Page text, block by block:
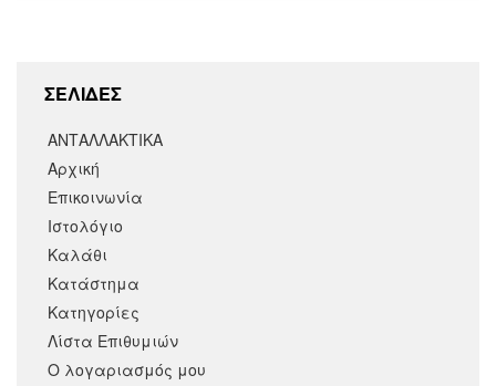
ΣΕΛΙΔΕΣ
ΑΝΤΑΛΛΑΚΤΙΚΑ
Αρχική
Επικοινωνία
Ιστολόγιο
Καλάθι
Κατάστημα
Κατηγορίες
Λίστα Επιθυμιών
Ο λογαριασμός μου